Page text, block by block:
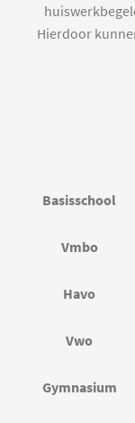
Hierdoor
Basisschool
Vmbo
Havo
Vwo
Gymnasium